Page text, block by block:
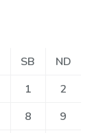
SB
ND
1
2
8
9